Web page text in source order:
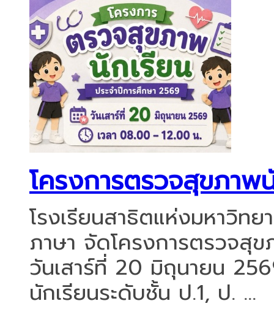
โครงการตรวจสุขภาพ
โรงเรียนสาธิตแห่งมหาวิท
ภาษา จัดโครงการตรวจสุ
วันเสาร์ที่ 20 มิถุนายน
นักเรียนระดับชั้น ป.1, ป. ...